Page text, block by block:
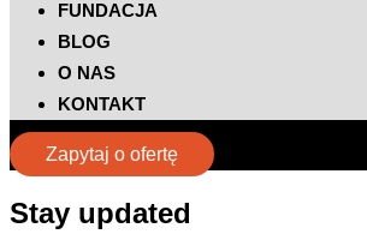
FUNDACJA
BLOG
O NAS
KONTAKT
Zapytaj o ofertę
Stay updated​